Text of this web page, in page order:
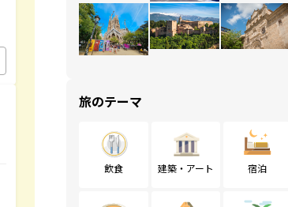
旅のテーマ
飲食 建築・アート 宿泊